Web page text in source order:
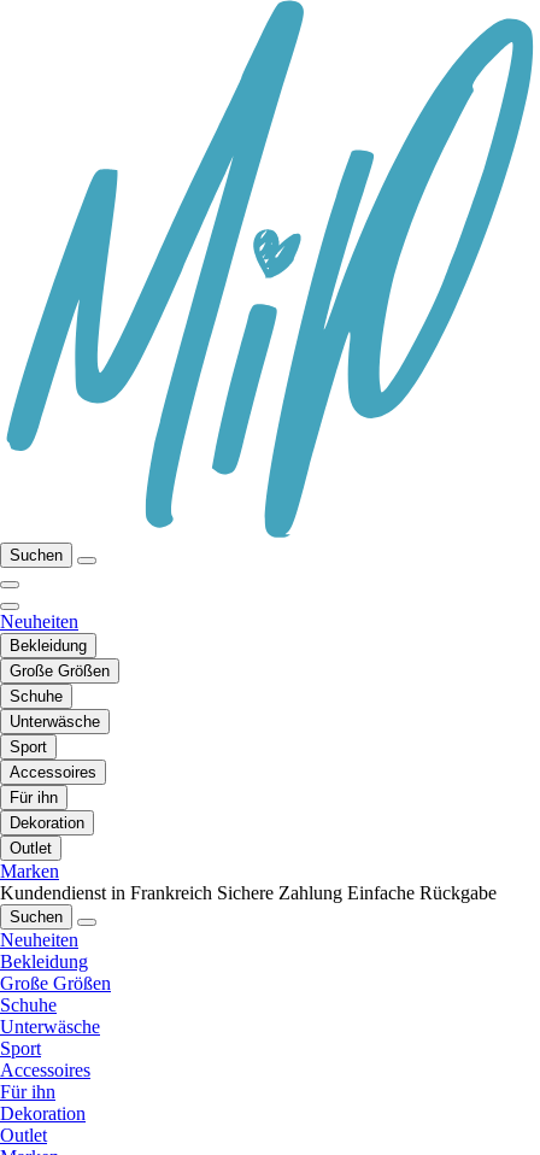
Suchen
Neuheiten
Bekleidung
Große Größen
Schuhe
Unterwäsche
Sport
Accessoires
Für ihn
Dekoration
Outlet
Marken
Kundendienst in Frankreich Sichere Zahlung Einfache Rückgabe
Suchen
Neuheiten
Bekleidung
Große Größen
Schuhe
Unterwäsche
Sport
Accessoires
Für ihn
Dekoration
Outlet